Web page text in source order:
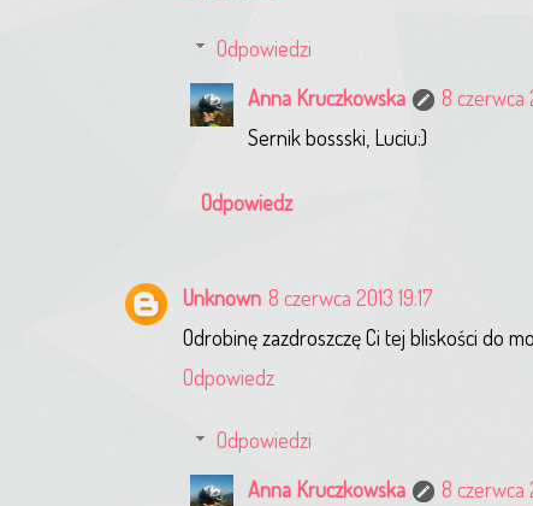
Odpowiedzi
Anna Kruczkowska
8 czerwca
Sernik bossski, Luciu:)
Odpowiedz
Unknown 8 czerwca 2013 19:17
Odrobinę zazdroszczę Ci tej bliskości do
Odpowiedz
Odpowiedzi
Anna Kruczkowska
8 czerwca